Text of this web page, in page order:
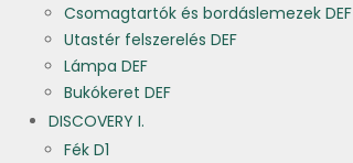
Csomagtartók és bordáslemezek DEF
Utastér felszerelés DEF
Lámpa DEF
Bukókeret DEF
DISCOVERY I.
Fék D1